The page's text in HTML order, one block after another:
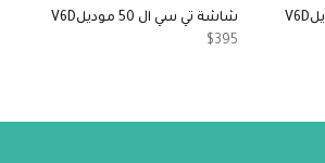
شاشة تي سي ال 50 موديلV6D
$395